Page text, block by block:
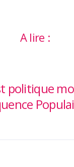
A lire :
politique